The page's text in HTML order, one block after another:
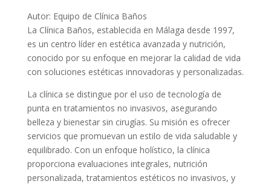
Autor: Equipo de Clínica Baños
La Clínica Baños, establecida en Málaga desde 1997,
es un centro líder en estética avanzada y nutrición,
conocido por su enfoque en mejorar la calidad de vida
con soluciones estéticas innovadoras y personalizadas.
La clínica se distingue por el uso de tecnología de
punta en tratamientos no invasivos, asegurando
belleza y bienestar sin cirugías. Su misión es ofrecer
servicios que promuevan un estilo de vida saludable y
equilibrado. Con un enfoque holístico, la clínica
proporciona evaluaciones integrales, nutrición
personalizada, tratamientos estéticos no invasivos, y